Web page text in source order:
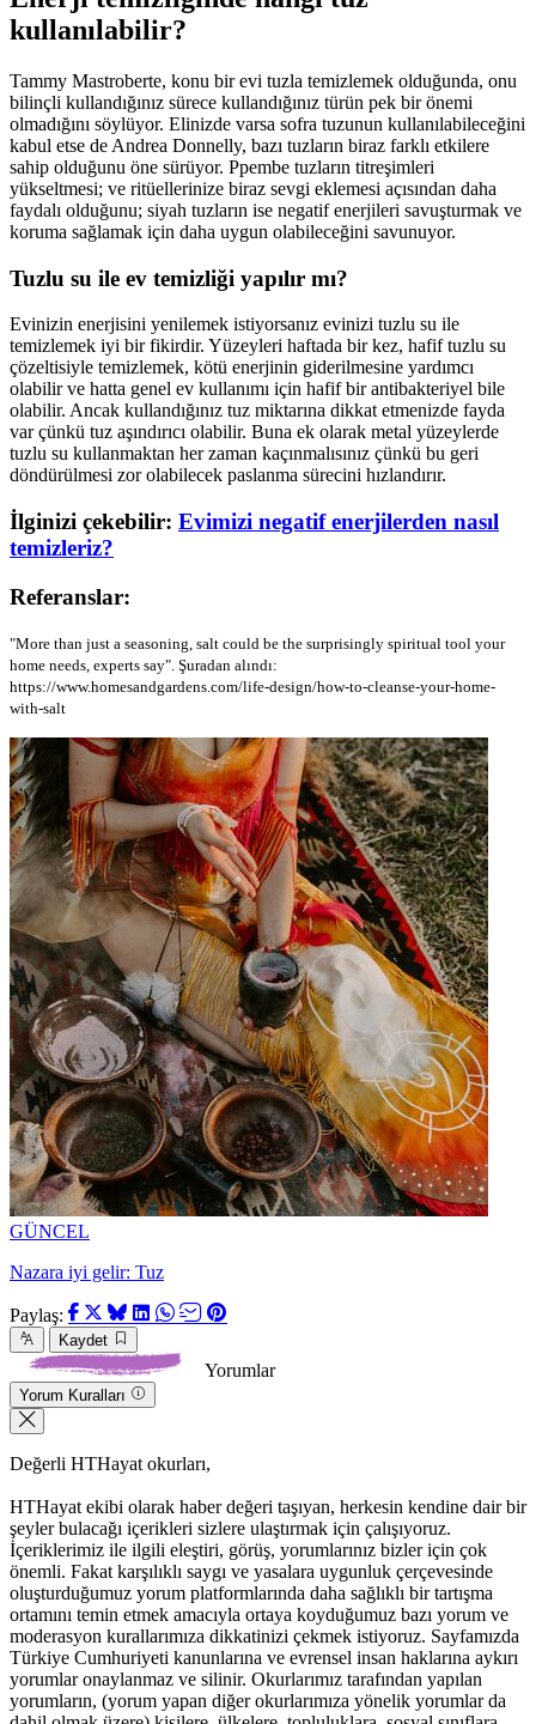
kullanılabilir?
Tammy Mastroberte, konu bir evi tuzla temizlemek olduğunda, onu
bilinçli kullandığınız sürece kullandığınız türün pek bir önemi
olmadığını söylüyor. Elinizde varsa sofra tuzunun kullanılabileceğini
kabul etse de Andrea Donnelly, bazı tuzların biraz farklı etkilere
sahip olduğunu öne sürüyor. Ppembe tuzların titreşimleri
yükseltmesi; ve ritüellerinize biraz sevgi eklemesi açısından daha
faydalı olduğunu; siyah tuzların ise negatif enerjileri savuşturmak ve
koruma sağlamak için daha uygun olabileceğini savunuyor.
Tuzlu su ile ev temizliği yapılır mı?
Evinizin enerjisini yenilemek istiyorsanız evinizi tuzlu su ile
temizlemek iyi bir fikirdir. Yüzeyleri haftada bir kez, hafif tuzlu su
çözeltisiyle temizlemek, kötü enerjinin giderilmesine yardımcı
olabilir ve hatta genel ev kullanımı için hafif bir antibakteriyel bile
olabilir. Ancak kullandığınız tuz miktarına dikkat etmenizde fayda
var çünkü tuz aşındırıcı olabilir. Buna ek olarak metal yüzeylerde
tuzlu su kullanmaktan her zaman kaçınmalısınız çünkü bu geri
döndürülmesi zor olabilecek paslanma sürecini hızlandırır.
İlginizi çekebilir: Evimizi negatif enerjilerden nasıl
temizleriz?
Referanslar:
"More than just a seasoning, salt could be the surprisingly spiritual tool your
home needs, experts say". Şuradan alındı:
https://www.homesandgardens.com/life-design/how-to-cleanse-your-home-
with-salt
GÜNCEL
Nazara iyi gelir: Tuz
Paylaş:
Kaydet
Yorumlar
Yorum Kuralları
Değerli HTHayat okurları,
HTHayat ekibi olarak haber değeri taşıyan, herkesin kendine dair bir
şeyler bulacağı içerikleri sizlere ulaştırmak için çalışıyoruz.
İçeriklerimiz ile ilgili eleştiri, görüş, yorumlarınız bizler için çok
önemli. Fakat karşılıklı saygı ve yasalara uygunluk çerçevesinde
oluşturduğumuz yorum platformlarında daha sağlıklı bir tartışma
ortamını temin etmek amacıyla ortaya koyduğumuz bazı yorum ve
moderasyon kurallarımıza dikkatinizi çekmek istiyoruz. Sayfamızda
Türkiye Cumhuriyeti kanunlarına ve evrensel insan haklarına aykırı
yorumlar onaylanmaz ve silinir. Okurlarımız tarafından yapılan
yorumların, (yorum yapan diğer okurlarımıza yönelik yorumlar da